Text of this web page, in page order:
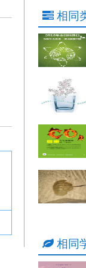
相同
相同